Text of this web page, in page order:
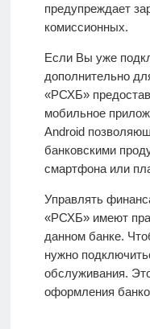
предупреждает
комиссионных.
Если Вы уже
дополнительно
«РСХБ»
мобильное
Android
банковскими
смартфона или
Управлять
«РСХБ» имеют
данном банке.
нужно
обслуживания.
оформления